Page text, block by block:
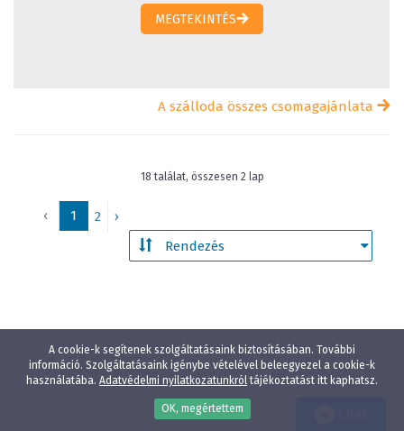
A cookie-k segítenek szolgáltatásaink biztosításában. További
információ. Szolgáltatásaink igénybe vételével beleegyezel a cookie-k
használatába. Adatvédelmi nyilatkozatunkróltájékoztatást itt kaphatsz.
OK, megértettem
MEGTEKINTÉS
A szálloda összes csomagajánlata
18 találat, összesen 2 lap
‹ 1 2 ›